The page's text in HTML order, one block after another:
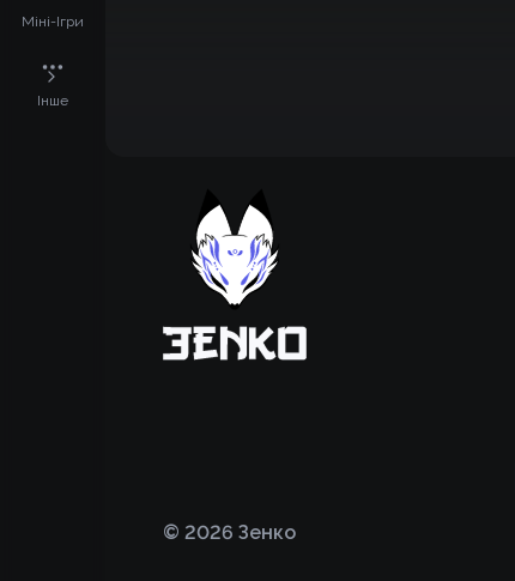
Міні-Ігри
Інше
крутих нововведень
Підтримати проєкт
© 2026 Зенко